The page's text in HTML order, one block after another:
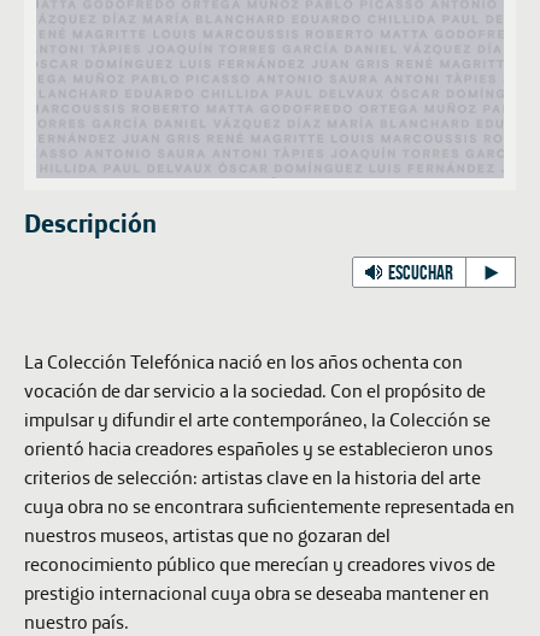
Descripción
ESCUCHAR
La Colección Telefónica nació en los años ochenta con
vocación de dar servicio a la sociedad. Con el propósito de
impulsar y difundir el arte contemporáneo, la Colección se
orientó hacia creadores españoles y se establecieron unos
criterios de selección: artistas clave en la historia del arte
cuya obra no se encontrara suficientemente representada en
nuestros museos, artistas que no gozaran del
reconocimiento público que merecían y creadores vivos de
prestigio internacional cuya obra se deseaba mantener en
nuestro país.